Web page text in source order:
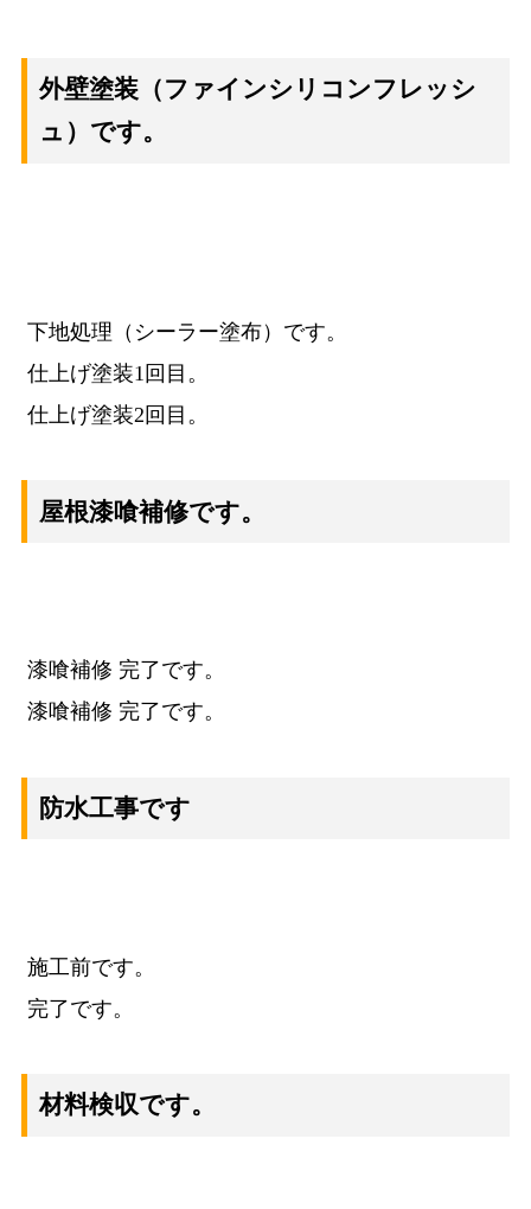
外壁塗装 （ファインシリコンフレッシ
ュ）です。
下地処理（シーラー塗布）です。
仕上げ塗装1回目。
仕上げ塗装2回目。
屋根漆喰補修です。
漆喰補修 完了です。
漆喰補修 完了です。
防水工事です
施工前です。
完了です。
材料検収です。